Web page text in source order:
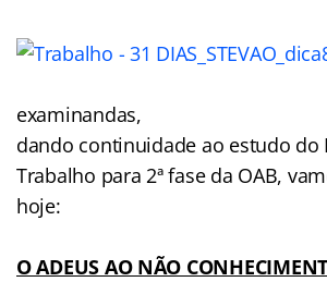
examinandas,
dando continuidade ao estudo do
Trabalho para 2ª fase da OAB,
hoje:
O ADEUS AO NÃO